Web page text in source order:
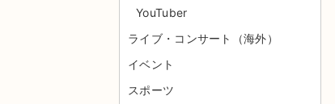
YouTuber
ライブ・コンサート（海外）
イベント
スポーツ